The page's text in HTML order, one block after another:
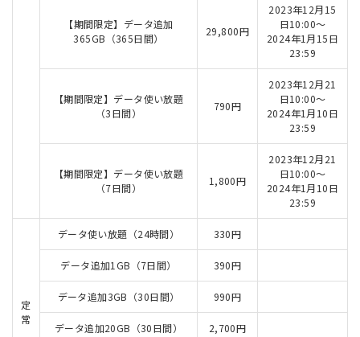
【期間限定】データ追加
365GB（365日間）
29,800円
2023年12月15
日10:00～
2024年1月15日
23:59
【期間限定】データ使い放題
（3日間）
790円
2023年12月21
日10:00～
2024年1月10日
23:59
【期間限定】データ使い放題
（7日間）
1,800円
2023年12月21
日10:00～
2024年1月10日
23:59
定
常
データ使い放題（24時間） 330円
データ追加1GB（7日間） 390円
データ追加3GB（30日間） 990円
データ追加20GB（30日間） 2,700円